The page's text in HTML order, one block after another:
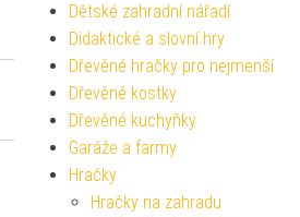
Dětské zahradní nářadí
Didaktické a slovní hry
Dřevěné hračky pro nejmenší
Dřevěné kostky
Dřevěné kuchyňky
Garáže a farmy
Hračky
Hračky na zahradu